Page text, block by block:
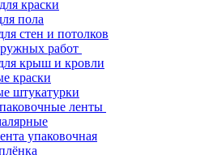
краски
пола
стен и потолков
работ
крыш и кровли
краски
штукатурки
ленты
упаковочная